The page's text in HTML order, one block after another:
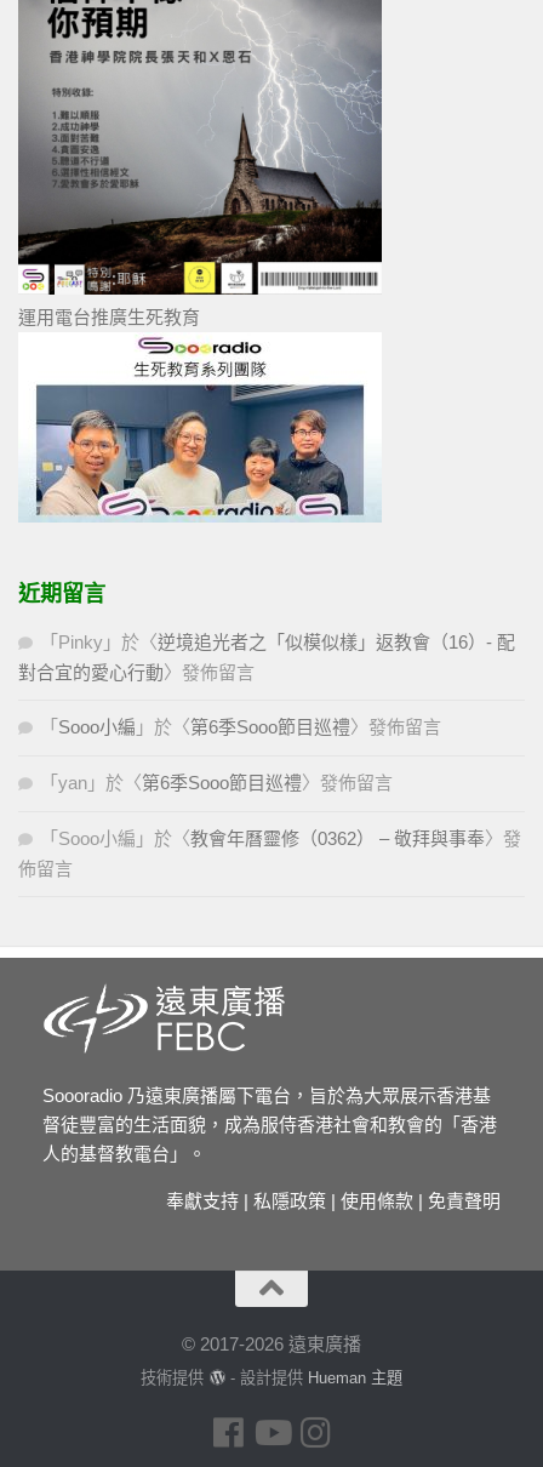
運用電台推廣生死教育
近期留言
「 Pinky 」於〈逆境追光者之「似模似樣」返教會（16）- 配
對合宜的愛心行動〉發佈留言
「 Sooo小編 」於〈第6季Sooo節目巡禮〉發佈留言
「 yan 」於〈第6季Sooo節目巡禮〉發佈留言
「 Sooo小編 」於〈教會年曆靈修（0362） – 敬拜與事奉〉發
佈留言
Soooradio 乃遠東廣播屬下電台，旨於為大眾展示香港基
督徒豐富的生活面貌，成為服侍香港社會和教會的「香港
人的基督教電台」。
奉獻支持 | 私隱政策 | 使用條款 | 免責聲明
© 2017-2026 遠東廣播
技術提供 - 設計提供 Hueman 主題